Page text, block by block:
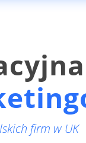
firm w UK